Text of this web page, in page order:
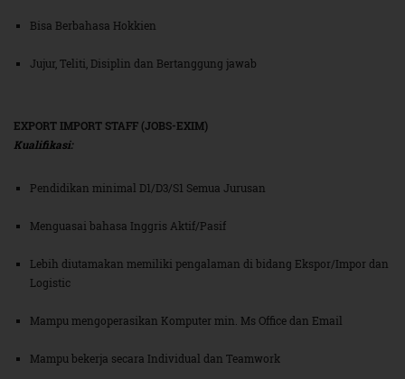
Bisa Berbahasa Hokkien
Jujur, Teliti, Disiplin dan Bertanggung jawab
EXPORT IMPORT STAFF (JOBS-EXIM)
Kualifikasi:
Pendidikan minimal D1/D3/S1 Semua Jurusan
Menguasai bahasa Inggris Aktif/Pasif
Lebih diutamakan memiliki pengalaman di bidang Ekspor/Impor dan
Logistic
Mampu mengoperasikan Komputer min. Ms Office dan Email
Mampu bekerja secara Individual dan Teamwork